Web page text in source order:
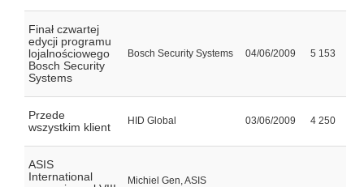
Finał czwartej
edycji programu
lojalnościowego
Bosch Security
Systems
Bosch Security Systems 04/06/2009 5 153
Przede
wszystkim klient
HID Global 03/06/2009 4 250
ASIS
International
Michiel Gen, ASIS